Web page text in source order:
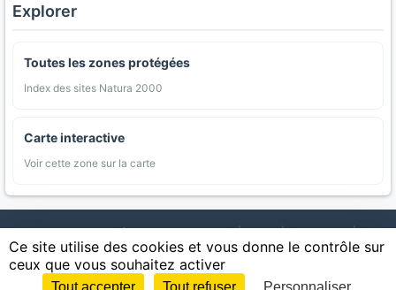
Explorer
Toutes les zones protégées
Index des sites Natura 2000
Carte interactive
Voir cette zone sur la carte
AgriMap — Données agricoles ouvertes | Carte | Communes |
Appellations | Regions | Cultures | Zones protégées | Forets |
Littoral | Espaces naturels | Statistiques
| Confidentialite | CGU | CGV Cookies
Ce site utilise des cookies et vous donne le contrôle sur
ceux que vous souhaitez activer
Tout accepter Tout refuser Personnaliser